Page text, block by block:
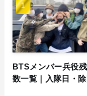
BTSメンバー兵役
数一覧｜入隊日・